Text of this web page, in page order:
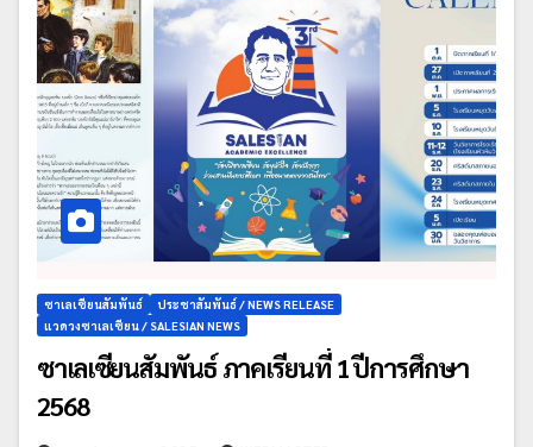
ซาเลเซียนสัมพันธ์
ประชาสัมพันธ์ / NEWS RELEASE
แวดวงซาเลเซียน / SALESIAN NEWS
ซาเลเซียนสัมพันธ์ ภาคเรียนที่ 1 ปีการศึกษา
2568